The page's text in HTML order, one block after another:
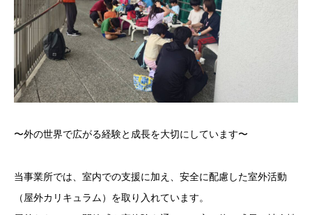
〜外の世界で広がる経験と成長を大切にしています〜
当事業所では、室内での支援に加え、安全に配慮した室外活動
（屋外カリキュラム）を取り入れています。